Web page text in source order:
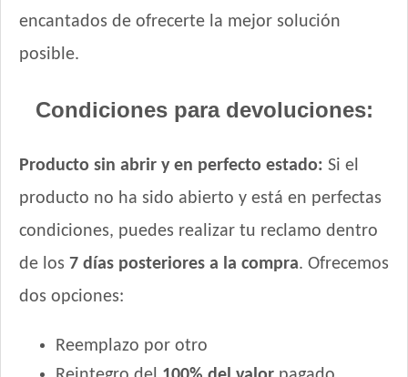
encantados de ofrecerte la mejor solución
posible.
Condiciones para devoluciones:
Producto sin abrir y en perfecto estado: Si el
producto no ha sido abierto y está en perfectas
condiciones, puedes realizar tu reclamo dentro
de los 7 días posteriores a la compra. Ofrecemos
dos opciones:
Reemplazo por otro